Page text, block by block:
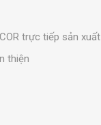
trực tiếp sản xuất
thiện